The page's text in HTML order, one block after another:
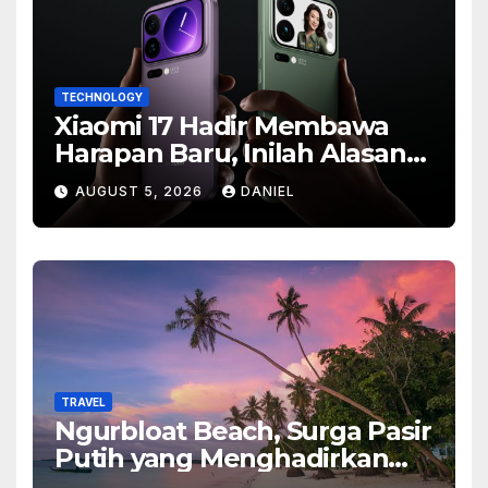
TECHNOLOGY
Xiaomi 17 Hadir Membawa
Harapan Baru, Inilah Alasan
Banyak Orang Menantikan
Ponsel Flagship Ini
AUGUST 5, 2026 DANIEL
TRAVEL
Ngurbloat Beach, Surga Pasir
Putih yang Menghadirkan